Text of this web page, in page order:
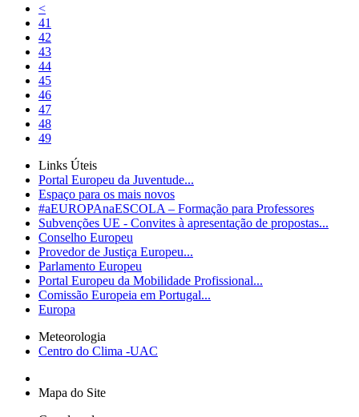
<
41
42
43
44
45
46
47
48
49
Links Úteis
Portal Europeu da Juventude...
Espaço para os mais novos
#aEUROPAnaESCOLA – Formação para Professores
Subvenções UE - Convites à apresentação de propostas...
Conselho Europeu
Provedor de Justiça Europeu...
Parlamento Europeu
Portal Europeu da Mobilidade Profissional...
Comissão Europeia em Portugal...
Europa
Meteorologia
Centro do Clima -UAC
Mapa do Site